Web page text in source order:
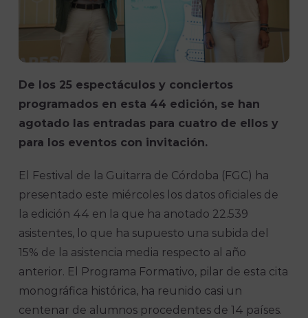
De los 25 espectáculos y conciertos
programados en esta 44 edición, se han
agotado las entradas para cuatro de ellos y
para los eventos con invitación.
El Festival de la Guitarra de Córdoba (FGC) ha
presentado este miércoles los datos oficiales de
la edición 44 en la que ha anotado 22.539
asistentes, lo que ha supuesto una subida del
15% de la asistencia media respecto al año
anterior. El Programa Formativo, pilar de esta cita
monográfica histórica, ha reunido casi un
centenar de alumnos procedentes de 14 países.